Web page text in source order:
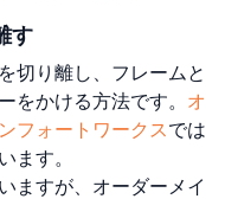
す
切り離し、フレームと
をかける方法です。 オ
フォートワークスでは
ます。
ますが、オーダーメイ